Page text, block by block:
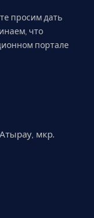
просим дать
что
портале
мкр.